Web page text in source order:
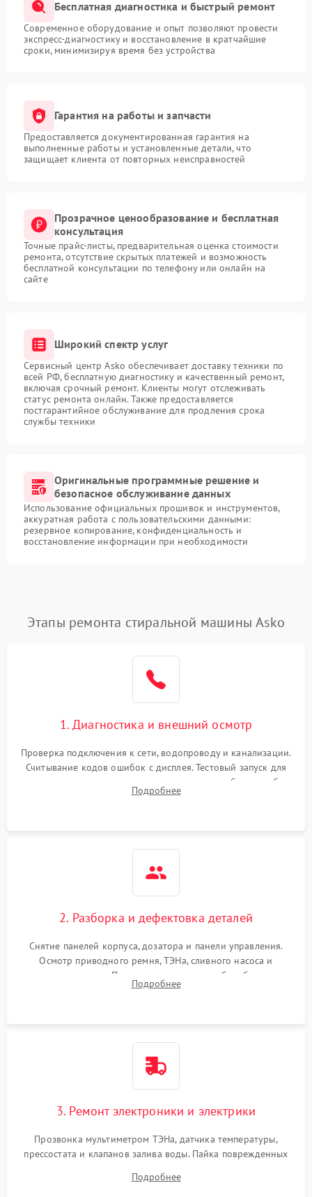
Бесплатная диагностика и быстрый ремонт
Современное оборудование и опыт позволяют провести
экспресс-диагностику и восстановление в кратчайшие
сроки, минимизируя время без устройства
Гарантия на работы и запчасти
Предоставляется документированная гарантия на
выполненные работы и установленные детали, что
защищает клиента от повторных неисправностей
Прозрачное ценообразование и бесплатная
консультация
Точные прайс-листы, предварительная оценка стоимости
ремонта, отсутствие скрытых платежей и возможность
бесплатной консультации по телефону или онлайн на
сайте
Широкий спектр услуг
Сервисный центр Asko обеспечивает доставку техники по
всей РФ, бесплатную диагностику и качественный ремонт,
включая срочный ремонт. Клиенты могут отслеживать
статус ремонта онлайн. Также предоставляется
постгарантийное обслуживание для продления срока
службы техники
Оригинальные программные решение и
безопасное обслуживание данных
Использование официальных прошивок и инструментов,
аккуратная работа с пользовательскими данными:
резервное копирование, конфиденциальность и
восстановление информации при необходимости
Этапы ремонта стиральной машины Asko
1. Диагностика и внешний осмотр
Проверка подключения к сети, водопроводу и канализации.
Считывание кодов ошибок с дисплея. Тестовый запуск для
выявления посторонних шумов, протечек или сбоев в работе
электронного модуля управления.
Подробнее
2. Разборка и дефектовка деталей
Снятие панелей корпуса, дозатора и панели управления.
Осмотр приводного ремня, ТЭНа, сливного насоса и
амортизаторов. Проверка подшипников барабана и
крестовины на износ, а манжеты люка на разрывы.
Подробнее
3. Ремонт электроники и электрики
Прозвонка мультиметром ТЭНа, датчика температуры,
прессостата и клапанов залива воды. Пайка поврежденных
Восстановление целостности проводки и контактов.
Подробнее